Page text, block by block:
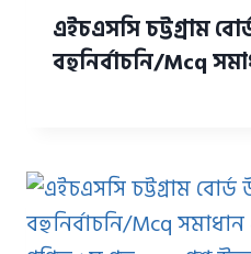
এইচএসসি চট্টগ্রাম
বহুনির্বাচনি/Mcq